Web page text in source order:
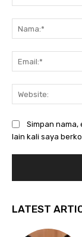
Simpan nama,
lain kali saya
LATEST